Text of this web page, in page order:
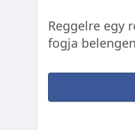
Reggelre egy
fogja